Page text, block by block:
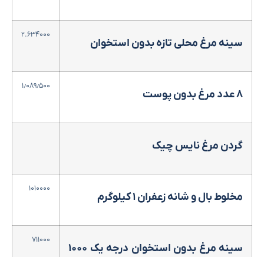
سینه مرغ محلی تازه بدون استخوان
۲.۶۳۴۰۰۰
۸ عدد مرغ بدون پوست
۱٫۰۸۹٫۵۰۰
گردن مرغ نایس چیک
مخلوط بال و شانه زعفران ۱ کیلوگرم
۱۰۱۰۰۰۰
سینه مرغ بدون استخوان درجه یک ۱۰۰۰
۷۱۱۰۰۰